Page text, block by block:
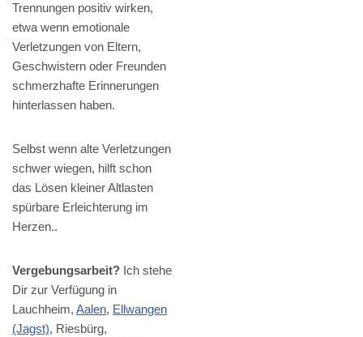
Trennungen positiv wirken,
etwa wenn emotionale
Verletzungen von Eltern,
Geschwistern oder Freunden
schmerzhafte Erinnerungen
hinterlassen haben.
Selbst wenn alte Verletzungen
schwer wiegen, hilft schon
das Lösen kleiner Altlasten
spürbare Erleichterung im
Herzen..
Vergebungsarbeit? Ich stehe
Dir zur Verfügung in
Lauchheim, Aalen, Ellwangen
(Jagst), Riesbürg,